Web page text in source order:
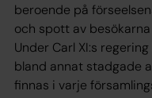
beroende på
och spott av
Under Carl XI:s
bland annat stadgade
finnas i varje